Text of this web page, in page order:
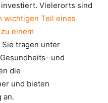
Vielerorts sind
wichtigen Teil eines
einem
Sie tragen unter
und
die
und bieten
an.